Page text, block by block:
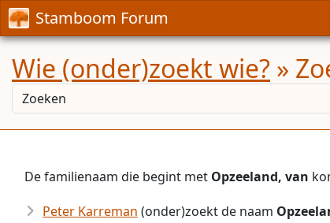
Stamboom Forum
Wie (onder)zoekt wie? »
De familienaam die begint met Opzeeland, van
Peter Karreman (onder)zoekt de naam